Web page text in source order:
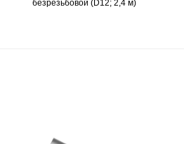
безрезьбовой (D12; 2,4 м)